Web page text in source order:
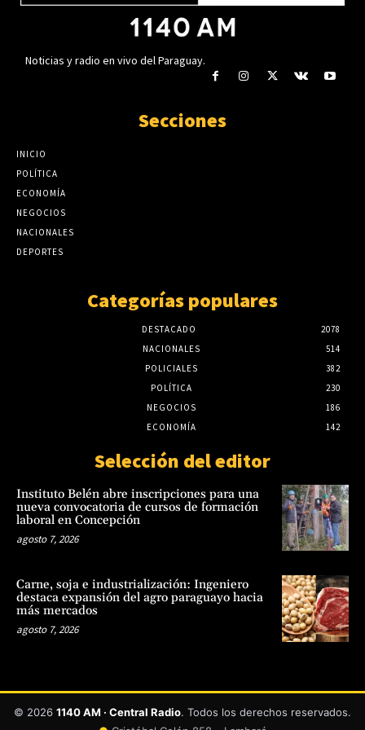
Noticias y radio en vivo del Paraguay.
Secciones
INICIO
POLÍTICA
ECONOMÍA
NEGOCIOS
NACIONALES
DEPORTES
Categorías populares
DESTACADO
2078
NACIONALES
514
POLICIALES
382
POLÍTICA
230
NEGOCIOS
186
ECONOMÍA
142
Selección del editor
Instituto Belén abre inscripciones para una
nueva convocatoria de cursos de formación
laboral en Concepción
agosto 7, 2026
Carne, soja e industrialización: Ingeniero
destaca expansión del agro paraguayo hacia
más mercados
agosto 7, 2026
© 2026 1140 AM · Central Radio. Todos los derechos reservados.